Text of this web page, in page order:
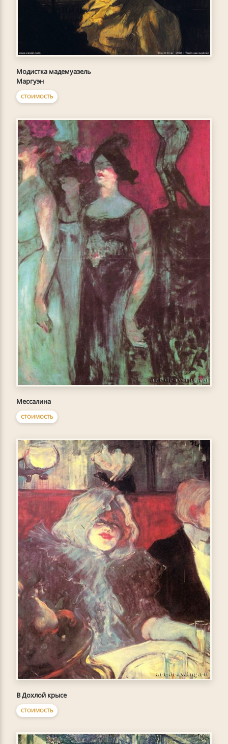
Модистка мадемуазель
Маргуэн
СТОИМОСТЬ
Мессалина
СТОИМОСТЬ
В Дохлой крысе
СТОИМОСТЬ